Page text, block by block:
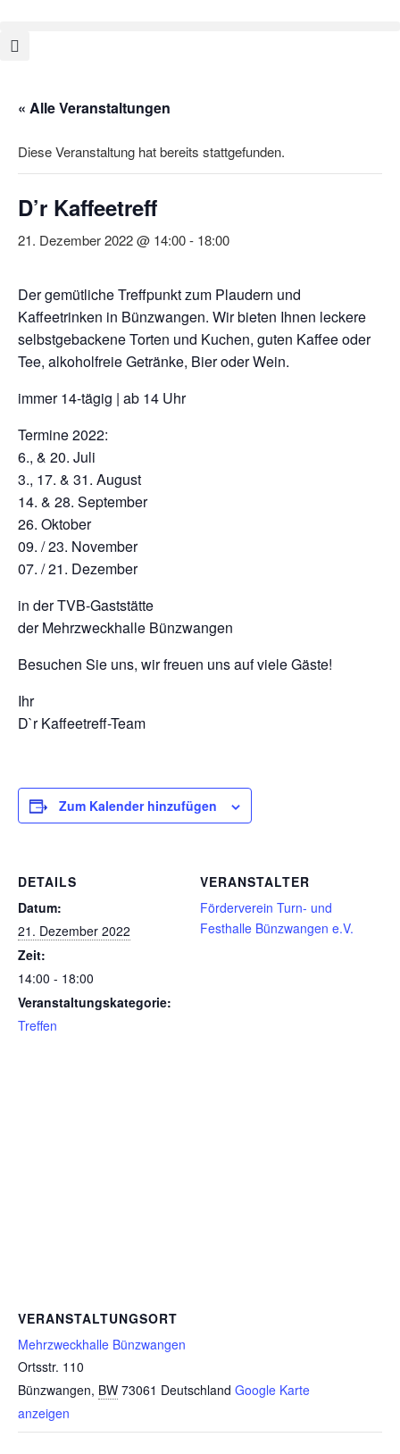
« Alle Veranstaltungen
Diese Veranstaltung hat bereits stattgefunden.
D’r Kaffeetreff
21. Dezember 2022 @ 14:00- 18:00
Der gemütliche Treffpunkt zum Plaudern und
Kaffeetrinken in Bünzwangen. Wir bieten Ihnen leckere
selbstgebackene Torten und Kuchen, guten Kaffee oder
Tee, alkoholfreie Getränke, Bier oder Wein.
immer 14-tägig | ab 14 Uhr
Termine 2022:
6., & 20. Juli
3., 17. & 31. August
14. & 28. September
26. Oktober
09. / 23. November
07. / 21. Dezember
in der TVB-Gaststätte
der Mehrzweckhalle Bünzwangen
Besuchen Sie uns, wir freuen uns auf viele Gäste!
Ihr
D`r Kaffeetreff-Team
Zum Kalender hinzufügen
DETAILS
Datum:
21. Dezember 2022
Zeit:
14:00 - 18:00
Veranstaltungskategorie:
Treffen
VERANSTALTER
Förderverein Turn- und
Festhalle Bünzwangen e.V.
VERANSTALTUNGSORT
Mehrzweckhalle Bünzwangen
Ortsstr. 110
Bünzwangen, BW 73061 Deutschland Google Karte
anzeigen